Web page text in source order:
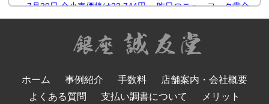
7月30日 金小売価格は23,744円。 昨日のニューヨーク貴金
属市場の金は小幅続落。［続きを読む］
7月29日 金小売価格は23,510円。 昨日のニューヨーク貴金
属市場の金は反落。［続きを読む］
属市場の金は続伸。［続きを読む］
7月27日 金小売価格は23,655円。 先週末のニューヨーク貴
ホーム 事例紹介 手数料
店舗案内・会社概要
よくある質問
支払い調書について メリット